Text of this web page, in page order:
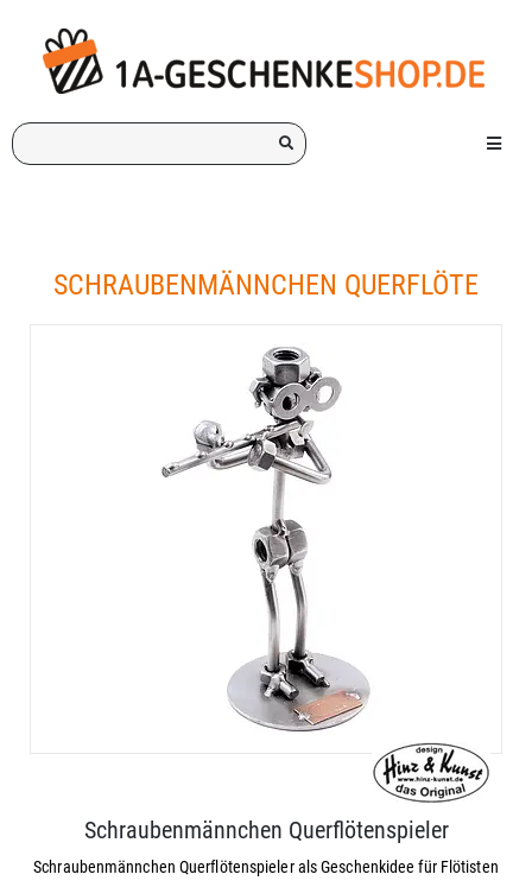
Ich
suche
Menü
SCHRAUBENMÄNNCHEN QUERFLÖTE
Schraubenmännchen Querflötenspieler
Schraubenmännchen Querflötenspieler als Geschenkidee für Flötisten